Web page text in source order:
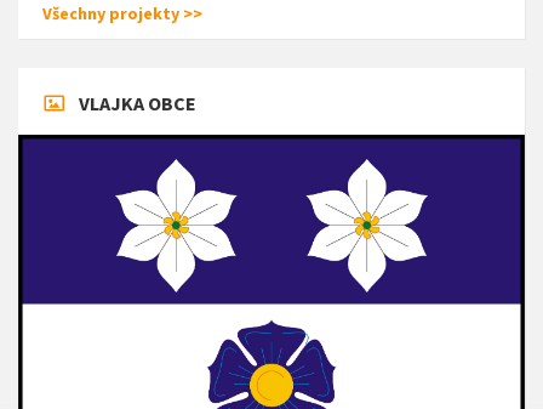
Všechny projekty >>
VLAJKA OBCE